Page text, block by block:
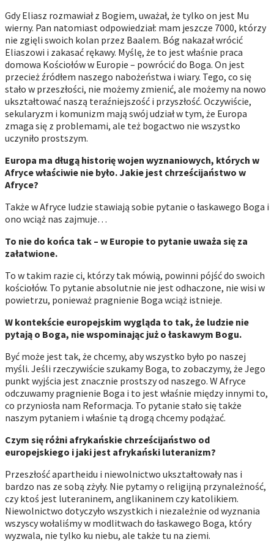
Gdy Eliasz rozmawiał z Bogiem, uważał, że tylko on jest Mu
wierny. Pan natomiast odpowiedział: mam jeszcze 7000, którzy
nie zgięli swoich kolan przez Baalem. Bóg nakazał wrócić
Eliaszowi i zakasać rękawy. Myślę, że to jest właśnie praca
domowa Kościołów w Europie – powrócić do Boga. On jest
przecież źródłem naszego nabożeństwa i wiary. Tego, co się
stało w przeszłości, nie możemy zmienić, ale możemy na nowo
ukształtować naszą teraźniejszość i przyszłość. Oczywiście,
sekularyzm i komunizm mają swój udział w tym, że Europa
zmaga się z problemami, ale też bogactwo nie wszystko
uczyniło prostszym.
Europa ma długą historię wojen wyznaniowych, których w
Afryce właściwie nie było. Jakie jest chrześcijaństwo w
Afryce?
Także w Afryce ludzie stawiają sobie pytanie o łaskawego Boga i
ono wciąż nas zajmuje…
To nie do końca tak – w Europie to pytanie uważa się za
załatwione.
To w takim razie ci, którzy tak mówią, powinni pójść do swoich
kościołów. To pytanie absolutnie nie jest odhaczone, nie wisi w
powietrzu, ponieważ pragnienie Boga wciąż istnieje.
W kontekście europejskim wygląda to tak, że ludzie nie
pytają o Boga, nie wspominając już o łaskawym Bogu.
Być może jest tak, że chcemy, aby wszystko było po naszej
myśli. Jeśli rzeczywiście szukamy Boga, to zobaczymy, że Jego
punkt wyjścia jest znacznie prostszy od naszego. W Afryce
odczuwamy pragnienie Boga i to jest właśnie między innymi to,
co przyniosła nam Reformacja. To pytanie stało się także
naszym pytaniem i właśnie tą drogą chcemy podążać.
Czym się różni afrykańskie chrześcijaństwo od
europejskiego i jaki jest afrykański luteranizm?
Przeszłość apartheidu i niewolnictwo ukształtowały nas i
bardzo nas ze sobą zżyły. Nie pytamy o religijną przynależność,
czy ktoś jest luteraninem, anglikaninem czy katolikiem.
Niewolnictwo dotyczyło wszystkich i niezależnie od wyznania
wszyscy wołaliśmy w modlitwach do łaskawego Boga, który
wyzwala, nie tylko ku niebu, ale także tu na ziemi.